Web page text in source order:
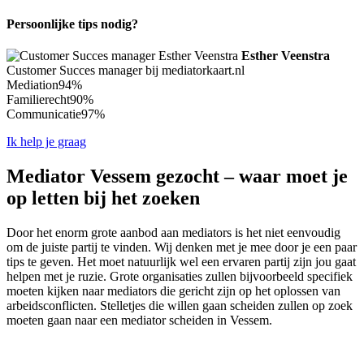
Persoonlijke tips nodig?
Esther Veenstra
Customer Succes manager bij mediatorkaart.nl
Mediation94%
Familierecht90%
Communicatie97%
Ik help je graag
Mediator Vessem gezocht – waar moet je
op letten bij het zoeken
Door het enorm grote aanbod aan mediators is het niet eenvoudig
om de juiste partij te vinden. Wij denken met je mee door je een paar
tips te geven. Het moet natuurlijk wel een ervaren partij zijn jou gaat
helpen met je ruzie. Grote organisaties zullen bijvoorbeeld specifiek
moeten kijken naar mediators die gericht zijn op het oplossen van
arbeidsconflicten. Stelletjes die willen gaan scheiden zullen op zoek
moeten gaan naar een mediator scheiden in Vessem.